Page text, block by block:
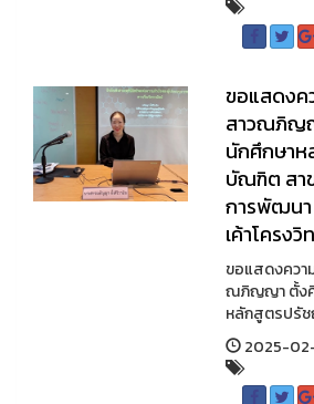
ขอแสดงค
สาวณภิญ
นักศึกษา
บัณฑิต สา
การพัฒนา
เค้าโครง
ขอแสดงควา
ณภิญญา ตั้งศิ
หลักสูตรปรั
2025-